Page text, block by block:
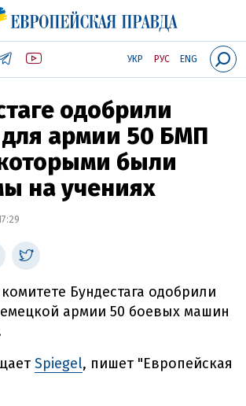
УКР РУС ENG
одобрили
для армии 50 БМП
были
на учениях
Бундестага одобрили
армии 50 боевых машин
Spiegel, пишет "Европейская